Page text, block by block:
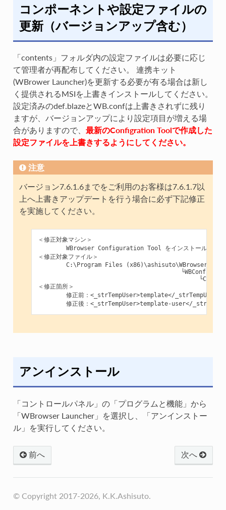
コンポーネントや設定ファイルの
更新（バージョンアップ含む）
「contents」フォルダ内の設定ファイルは必要に応じ
て管理者が再配布してください。 連携キット
(WBrower Launcher)を更新する必要が有る場合は新し
く提供されるMSIを上書きインストールしてください。
設定済みのdef.blazeとWB.confは上書きされずに残り
ますが、バージョンアップにより設定項目が増える場
合がありますので、 最新のConfigration Toolで作成した
設定ファイルを上書きするようにしてください。
注意
バージョン7.6.1.6までをご利用のお客様は7.6.1.7以
上へ上書きアップデートを行う場合に必ず下記修正
を実施してください。
＜修正対象マシン＞
WBrowser Configuration Tool をインストールしてい
＜修正対象ファイル＞
C:\Program Files (x86)\ashisuto\WBrowser
　　　　　　　　　　　　　　　　　　　
　　　　　　　　　　　　　　　　　　　　　　
＜修正箇所＞
        修正前：<_strTempUser>template</_strTempUser>
アンインストール
「コントロールパネル」の「プログラムと機能」から
「WBrowser Launcher」を選択し、「アンインストー
ル」を実行してください。
次へ
前へ
© Copyright 2017-2026, K.K.Ashisuto.